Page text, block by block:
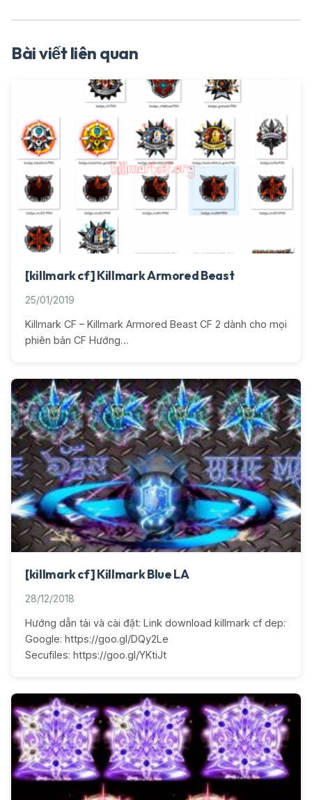
Bài viết liên quan
[killmark cf] Killmark Armored Beast
25/01/2019
Killmark CF – Killmark Armored Beast CF 2 dành cho mọi
phiên bản CF Hướng…
[killmark cf] Killmark Blue LA
28/12/2018
Hướng dẫn tải và cài đặt: Link download killmark cf dep:
Google: https://goo.gl/DQy2Le
Secufiles: https://goo.gl/YKtiJt